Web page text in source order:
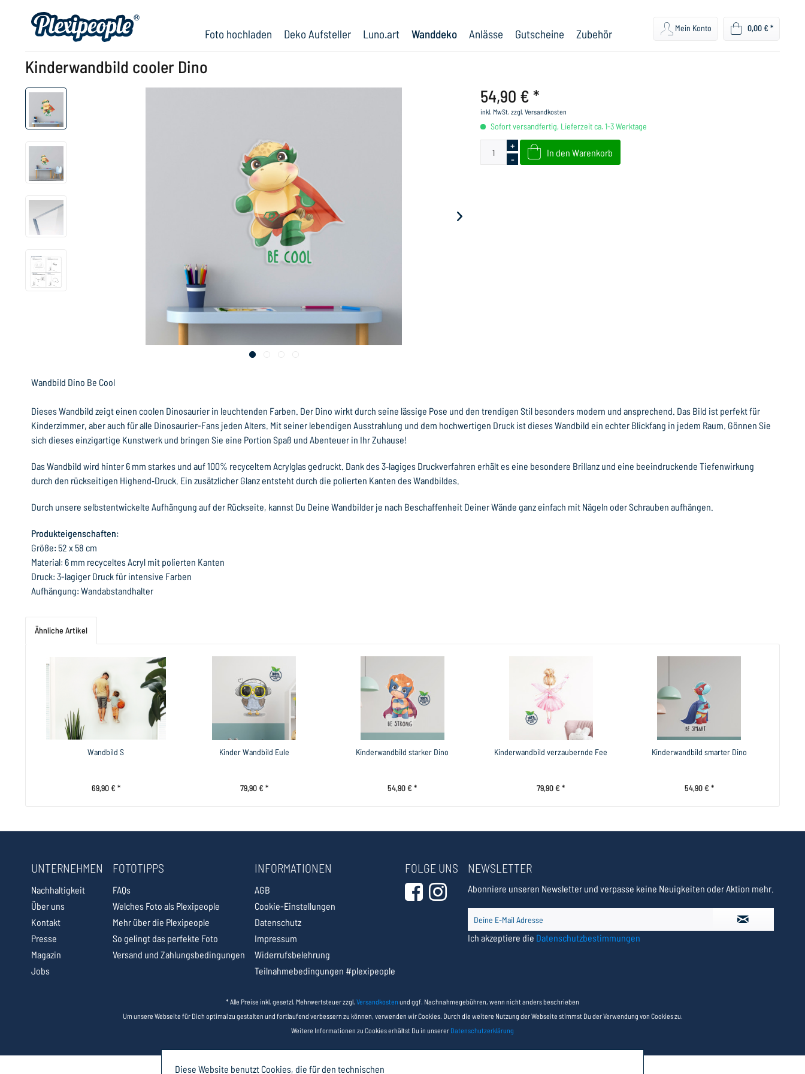
Foto hochladen Deko Aufsteller Luno.art Wanddeko Anlässe Gutscheine Zubehör Mein Konto 0,00 € *
Kinderwandbild cooler Dino
54,90 € *
inkl. MwSt. zzgl. Versandkosten
Sofort versandfertig, Lieferzeit ca. 1-3 Werktage
+
-
In den Warenkorb
Wandbild Dino Be Cool
Dieses Wandbild zeigt einen coolen Dinosaurier in leuchtenden Farben. Der Dino wirkt durch seine lässige Pose und den trendigen Stil besonders modern und ansprechend. Das Bild ist perfekt für
Kinderzimmer, aber auch für alle Dinosaurier-Fans jeden Alters. Mit seiner lebendigen Ausstrahlung und dem hochwertigen Druck ist dieses Wandbild ein echter Blickfang in jedem Raum. Gönnen Sie
sich dieses einzigartige Kunstwerk und bringen Sie eine Portion Spaß und Abenteuer in Ihr Zuhause!
Das Wandbild wird hinter 6 mm starkes und auf 100% recyceltem Acrylglas gedruckt. Dank des 3‐lagiges Druckverfahren erhält es eine besondere Brillanz und eine beeindruckende Tiefenwirkung
durch den rückseitigen Highend‐Druck. Ein zusätzlicher Glanz entsteht durch die polierten Kanten des Wandbildes.
Durch unsere selbstentwickelte Aufhängung auf der Rückseite, kannst Du Deine Wandbilder je nach Beschaffenheit Deiner Wände ganz einfach mit Nägeln oder Schrauben aufhängen.
Produkteigenschaften:
Größe: 52 x 58 cm
Material: 6 mm recyceltes Acryl mit polierten Kanten
Druck: 3-lagiger Druck für intensive Farben
Aufhängung: Wandabstandhalter
Ähnliche Artikel
Wandbild S
69,90 € *
Kinder Wandbild Eule
79,90 € *
Kinderwandbild starker Dino
54,90 € *
Kinderwandbild verzaubernde Fee
79,90 € *
Kinderwandbild smarter Dino
54,90 € *
UNTERNEHMEN
Nachhaltigkeit
Über uns
Kontakt
Presse
Magazin
Jobs
FOTOTIPPS
FAQs
Welches Foto als Plexipeople
Mehr über die Plexipeople
So gelingt das perfekte Foto
Versand und Zahlungsbedingungen
INFORMATIONEN
AGB
Cookie-Einstellungen
Datenschutz
Impressum
Widerrufsbelehrung
Teilnahmebedingungen #plexipeople
FOLGE UNS NEWSLETTER
Abonniere unseren Newsletter und verpasse keine Neuigkeiten oder Aktion mehr.
Ich akzeptiere die Datenschutzbestimmungen
* Alle Preise inkl. gesetzl. Mehrwertsteuer zzgl. Versandkosten und ggf. Nachnahmegebühren, wenn nicht anders beschrieben
Um unsere Webseite für Dich optimal zu gestalten und fortlaufend verbessern zu können, verwenden wir Cookies. Durch die weitere Nutzung der Webseite stimmst Du der Verwendung von Cookies zu.
Weitere Informationen zu Cookies erhältst Du in unserer Datenschutzerklärung
Diese Website benutzt Cookies, die für den technischen